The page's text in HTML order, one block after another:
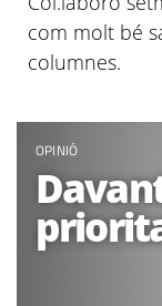
com molt bé
columnes.
OPINIÓ